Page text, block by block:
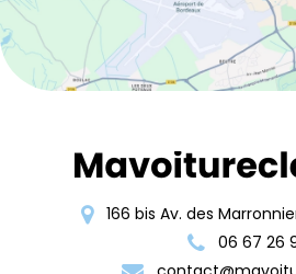
166 bis Av. des
06 67 26